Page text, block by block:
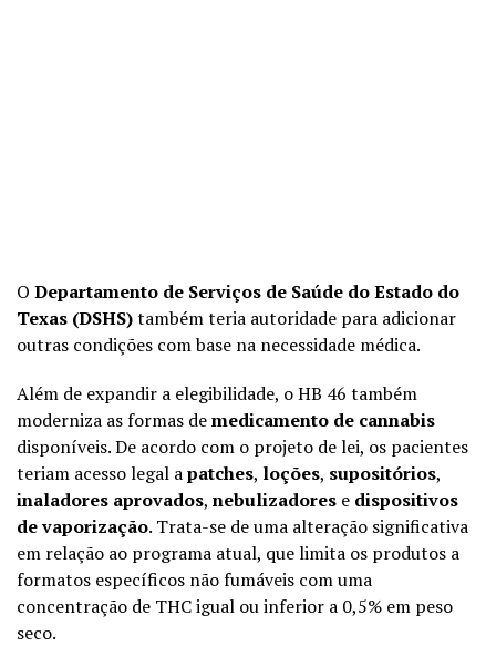
O Departamento de Serviços de Saúde do Estado do
Texas (DSHS)também teria autoridade para adicionar
outras condições com base na necessidade médica.
Além de expandir a elegibilidade, o HB 46 também
moderniza as formas demedicamento de cannabis
disponíveis. De acordo com o projeto de lei, os pacientes
teriam acesso legal apatches, loções, supositórios,
inaladores aprovados, nebulizadores e dispositivos
de vaporização. Trata-se de uma alteração significativa
em relação ao programa atual, que limita os produtos a
formatos específicos não fumáveis com uma
concentração de THC igual ou inferior a 0,5% em peso
seco.